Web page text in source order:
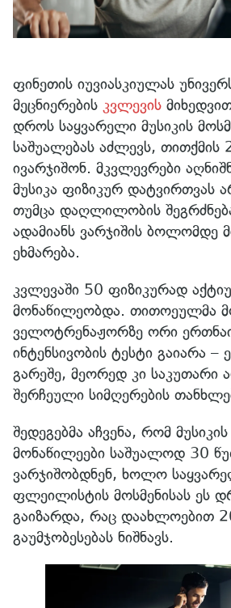
ფინეთის იუვიასკიულას
მეცნიერების კვლევის
დროს საყვარელი მუსიკის
საშუალებას აძლევს, თითქმის
ივარჯიშონ. მკვლევრები
მუსიკა ფიზიკურ დატვირთვას
თუმცა დაღლილობის
ადამიანს ვარჯიშის ბოლომდე
ეხმარება.
კვლევაში 50 ფიზიკურად
მონაწილეობდა. თითოეულმა
ველოტრენაჟორზე ორი
ინტენსივობის ტესტი გაიარა –
გარეშე, მეორედ კი საკუთარი
შერჩეული სიმღერების
შედეგებმა აჩვენა, რომ
მონაწილეები საშუალოდ 30
ვარჯიშობდნენ, ხოლო
ფლეილისტის მოსმენისას ეს
გაიზარდა, რაც დაახლოებით
გაუმჯობესებას ნიშნავს.